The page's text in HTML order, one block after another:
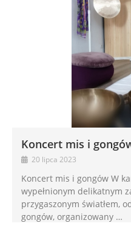
Koncert mis i
20 lipca 2023
Koncert mis i gongów W
wypełnionym delikatnym
przygaszonym światłem,
gongów, organizowany …